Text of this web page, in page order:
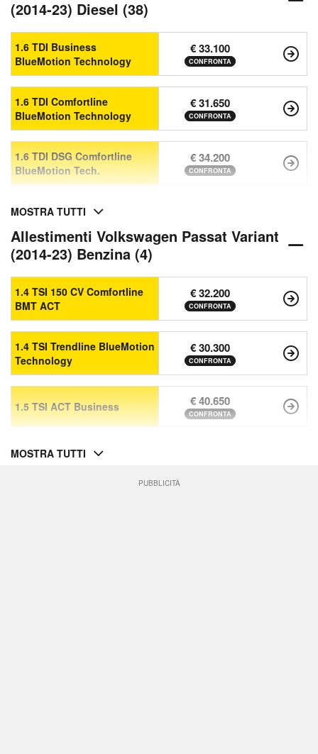
(2014-23) Diesel (38)
1.6 TDI Business
BlueMotion Technology
€ 33.100
CONFRONTA
1.6 TDI Comfortline
BlueMotion Technology
€ 31.650
CONFRONTA
1.6 TDI DSG Comfortline
BlueMotion Tech.
€ 34.200
CONFRONTA
MOSTRA TUTTI
Allestimenti Volkswagen Passat Variant
(2014-23) Benzina (4)
1.4 TSI 150 CV Comfortline
BMT ACT
€ 32.200
CONFRONTA
1.4 TSI Trendline BlueMotion
Technology
€ 30.300
CONFRONTA
1.5 TSI ACT Business € 40.650
CONFRONTA
MOSTRA TUTTI
PUBBLICITÀ